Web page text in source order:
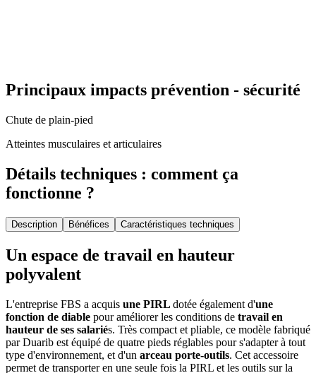
Principaux impacts prévention - sécurité
Chute de plain-pied
Atteintes musculaires et articulaires
Détails techniques : comment ça
fonctionne ?
Description Bénéfices Caractéristiques techniques
Un espace de travail en hauteur
polyvalent
L'entreprise FBS a acquis une PIRL dotée également d'une
fonction de diable pour améliorer les conditions de travail en
hauteur de ses salariés. Très compact et pliable, ce modèle fabriqué
par Duarib est équipé de quatre pieds réglables pour s'adapter à tout
type d'environnement, et d'un arceau porte-outils. Cet accessoire
permet de transporter en une seule fois la PIRL et les outils sur la